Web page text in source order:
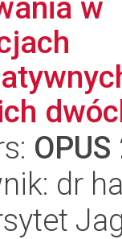
w
OPUS
dr